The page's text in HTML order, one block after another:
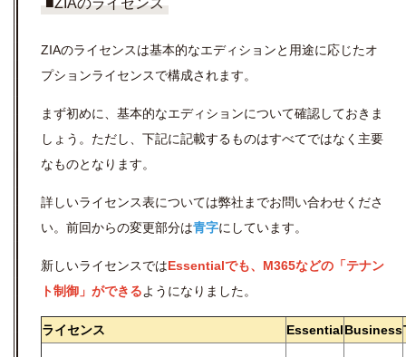
■ZIAのライセンス
ZIAのライセンスは基本的なエディションと用途に応じたオ
プションライセンスで構成されます。
まず初めに、基本的なエディションについて確認しておきま
しょう。ただし、下記に記載するものはすべてではなく主要
なものとなります。
詳しいライセンス表については弊社までお問い合わせくださ
い。前回からの変更部分は青字にしています。
新しいライセンスではEssentialでも、M365などの「テナン
ト制御」ができるようになりました。
ライセンス EssentialBusiness